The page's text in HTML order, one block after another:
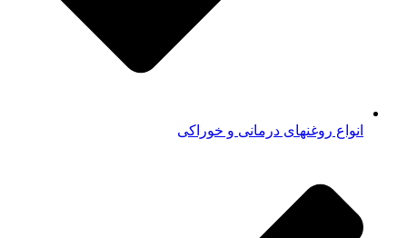
انواع روغنهای درمانی و خوراکی